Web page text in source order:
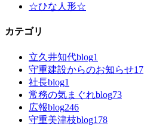
☆ひな人形☆
カテゴリ
立久井知代blog1
守重建設からのお知らせ17
社長blog1
常務の気まぐれblog73
広報blog246
守重美津枝blog178